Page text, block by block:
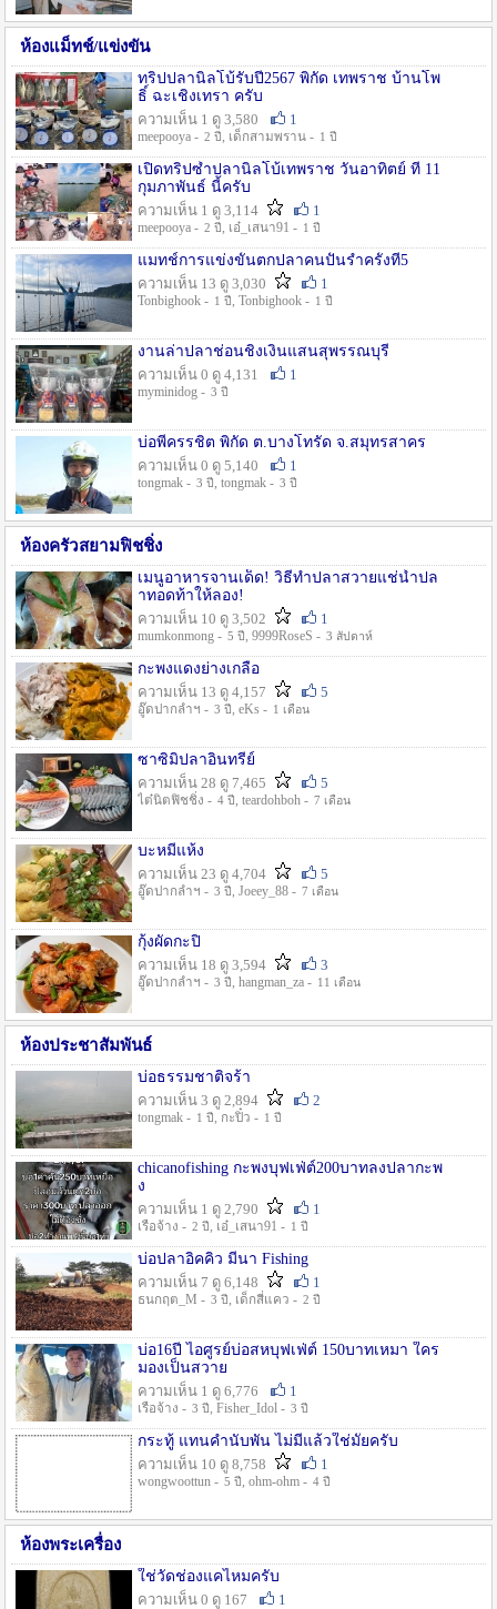
ห้องแม็ทช์/แข่งขัน
ทริปปลานิลโบ้รับปี2567 พิกัด เทพราช บ้านโพ
ธิ์ ฉะเชิงเทรา ครับ
ความเห็น 1 ดู 3,580
1
meepooya - 2 ปี , เด็กสามพราน - 1 ปี
เปิดทริปซ้ำปลานิลโบ้เทพราช วันอาทิตย์ ที่ 11
กุมภาพันธ์ นี้ครับ
ความเห็น 1 ดู 3,114
1
meepooya - 2 ปี , เอ๋_เสนา91 - 1 ปี
แมทช์การแข่งขั้นตกปลาคนปั้นรำครั้งที่5
ความเห็น 13 ดู 3,030
1
Tonbighook - 1 ปี , Tonbighook - 1 ปี
งานล่าปลาช่อนชิงเงินแสนสุพรรณบุรี
ความเห็น 0 ดู 4,131
1
myminidog - 3 ปี
บ่อพี่ครรชิต พิกัด ต.บางโทรัด จ.สมุทรสาคร
ความเห็น 0 ดู 5,140
1
tongmak - 3 ปี , tongmak - 3 ปี
ห้องครัวสยามฟิชชิ่ง
เมนูอาหารจานเด็ด! วิธีทำปลาสวายแช่น้ำปล
าทอดท้าให้ลอง!
ความเห็น 10 ดู 3,502
1
mumkonmong - 5 ปี , 9999RoseS - 3 สัปดาห์
กะพงแดงย่างเกลือ
ความเห็น 13 ดู 4,157
5
อู๊ดปากลำฯ - 3 ปี , eKs - 1 เดือน
ซาซิมิปลาอินทรีย์
ความเห็น 28 ดู 7,465
5
ไต๋นิตฟิชชิ่ง - 4 ปี , teardohboh - 7 เดือน
บะหมี่แห้ง
ความเห็น 23 ดู 4,704
5
อู๊ดปากลำฯ - 3 ปี , Joeey_88 - 7 เดือน
กุ้งผัดกะปิ
ความเห็น 18 ดู 3,594
3
อู๊ดปากลำฯ - 3 ปี , hangman_za - 11 เดือน
ห้องประชาสัมพันธ์
บ่อธรรมชาติจร้า
ความเห็น 3 ดู 2,894
2
tongmak - 1 ปี , กะปิ๋ว - 1 ปี
chicanofishing กะพงบุฟเฟ่ต์200บาทลงปลากะพ
ง
ความเห็น 1 ดู 2,790
1
เรือจ้าง - 2 ปี , เอ๋_เสนา91 - 1 ปี
บ่อปลาอิคคิว มีนา Fishing
ความเห็น 7 ดู 6,148
1
ธนกฤต_M - 3 ปี , เด็กสี่แคว - 2 ปี
บ่อ16ปี ไอศูรย์บ่อสหบุฟเฟ่ต์ 150บาทเหมา ใคร
มองเป็นสวาย
ความเห็น 1 ดู 6,776
1
เรือจ้าง - 3 ปี , Fisher_Idol - 3 ปี
กระทู้ แทนคำนับพัน ไม่มีแล้วใช่มั๊ยครับ
ความเห็น 10 ดู 8,758
1
wongwoottun - 5 ปี , ohm-ohm - 4 ปี
ห้องพระเครื่อง
ใช่วัดช่องแคไหมครับ
ความเห็น 0 ดู 167
1